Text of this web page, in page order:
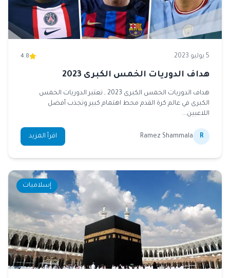
5 يوليو 2023 4.8
هداف الدوريات الخمس الكبرى 2023
هداف الدوريات الخمس الكبرى 2023 , تعتبر الدوريات الخمس
الكبرى في عالم كرة القدم محط اهتمام كبير وتجذب أفضل
اللاعبين...
R
Ramez Shammala اقرأ المزيد
إسلاميات